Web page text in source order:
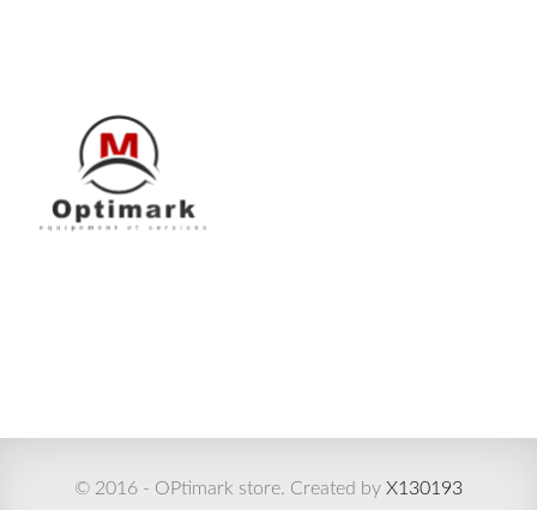
© 2016 - OPtimark store. Created by X130193